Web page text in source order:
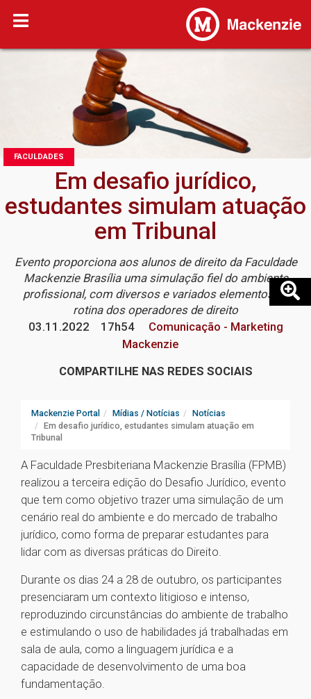
FACULDADES
Em desafio jurídico,
estudantes simulam atuação
em Tribunal
Evento proporciona aos alunos de direito da Faculdade
Mackenzie Brasília uma simulação fiel do ambiente
profissional, com diversos e variados elementos da
rotina dos operadores de direito
03.11.2022
17h54
Comunicação - Marketing
Mackenzie
COMPARTILHE NAS REDES SOCIAIS
Mackenzie Portal Mídias / Notícias
Notícias
Em desafio jurídico, estudantes simulam atuação em
Tribunal
A Faculdade Presbiteriana Mackenzie Brasília (FPMB)
realizou a terceira edição do Desafio Jurídico, evento
que tem como objetivo trazer uma simulação de um
cenário real do ambiente e do mercado de trabalho
jurídico, como forma de preparar estudantes para
lidar com as diversas práticas do Direito.
Durante os dias 24 a 28 de outubro, os participantes
presenciaram um contexto litigioso e intenso,
reproduzindo circunstâncias do ambiente de trabalho
e estimulando o uso de habilidades já trabalhadas em
sala de aula, como a linguagem jurídica e a
capacidade de desenvolvimento de uma boa
fundamentação.